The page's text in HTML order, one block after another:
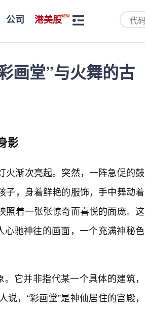
公司 港美股
画堂”与火舞的古
影
火渐次亮起。突然，一阵急促的鼓
子，身着鲜艳的服饰，手中舞动着
照着一张张惊奇而喜悦的面庞。这
心驰神往的画面，一个充满神秘色
它并非指代某一个具体的建筑，
，“彩画堂”是神仙居住的宫殿，